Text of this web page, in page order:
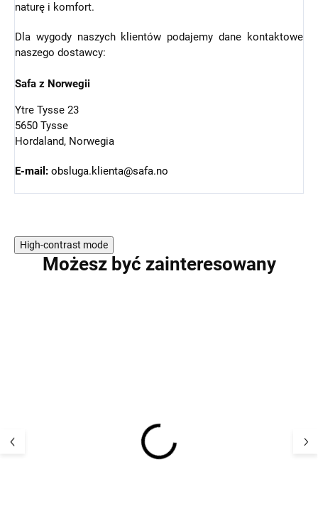
naturę i komfort.
Dla wygody naszych klientów podajemy dane kontaktowe
naszego dostawcy:
Safa z Norwegii
Ytre Tysse 23
5650 Tysse
Hordaland, Norwegia
E-mail: obsluga.klienta@safa.no
High-contrast mode
Możesz być zainteresowany